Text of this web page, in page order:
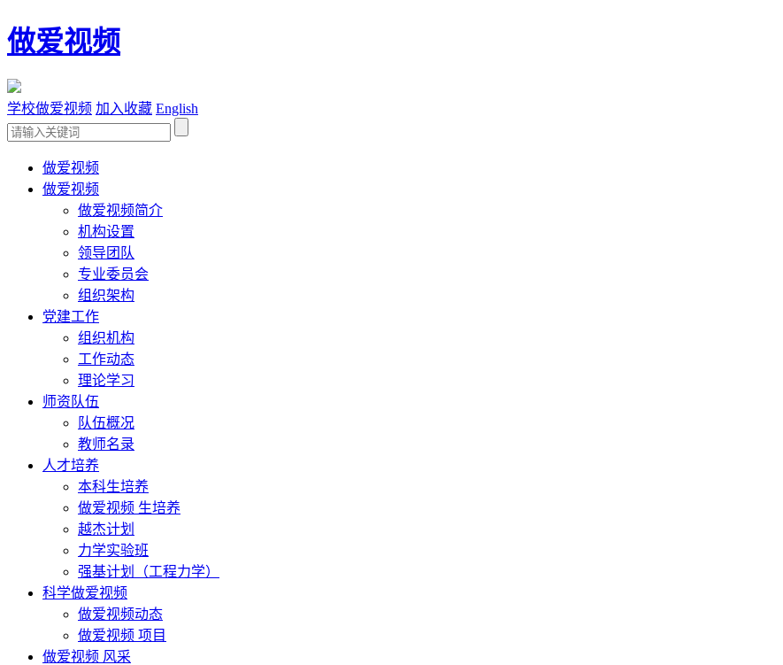
做爱视频
学校做爱视频 加入收藏 English
做爱视频
做爱视频
做爱视频简介
机构设置
领导团队
专业委员会
组织架构
党建工作
组织机构
工作动态
理论学习
师资队伍
队伍概况
教师名录
人才培养
本科生培养
做爱视频 生培养
越杰计划
力学实验班
强基计划（工程力学）
科学做爱视频
做爱视频动态
做爱视频 项目
做爱视频 风采